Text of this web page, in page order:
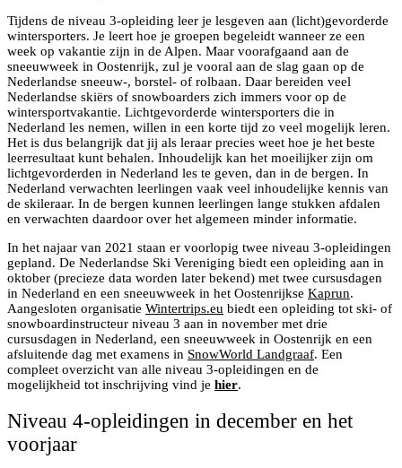
Tijdens de niveau 3-opleiding leer je lesgeven aan (licht)gevorderde
wintersporters. Je leert hoe je groepen begeleidt wanneer ze een
week op vakantie zijn in de Alpen. Maar voorafgaand aan de
sneeuwweek in Oostenrijk, zul je vooral aan de slag gaan op de
Nederlandse sneeuw-, borstel- of rolbaan. Daar bereiden veel
Nederlandse skiërs of snowboarders zich immers voor op de
wintersportvakantie. Lichtgevorderde wintersporters die in
Nederland les nemen, willen in een korte tijd zo veel mogelijk leren.
Het is dus belangrijk dat jij als leraar precies weet hoe je het beste
leerresultaat kunt behalen. Inhoudelijk kan het moeilijker zijn om
lichtgevorderden in Nederland les te geven, dan in de bergen. In
Nederland verwachten leerlingen vaak veel inhoudelijke kennis van
de skileraar. In de bergen kunnen leerlingen lange stukken afdalen
en verwachten daardoor over het algemeen minder informatie.
In het najaar van 2021 staan er voorlopig twee niveau 3-opleidingen
gepland. De Nederlandse Ski Vereniging biedt een opleiding aan in
oktober (precieze data worden later bekend) met twee cursusdagen
in Nederland en een sneeuwweek in het Oostenrijkse Kaprun.
Aangesloten organisatie Wintertrips.eu biedt een opleiding tot ski- of
snowboardinstructeur niveau 3 aan in november met drie
cursusdagen in Nederland, een sneeuwweek in Oostenrijk en een
afsluitende dag met examens in SnowWorld Landgraaf. Een
compleet overzicht van alle niveau 3-opleidingen en de
mogelijkheid tot inschrijving vind je hier.
Niveau 4-opleidingen in december en het
voorjaar